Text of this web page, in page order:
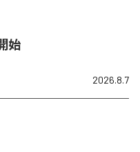
始
2026.8.7